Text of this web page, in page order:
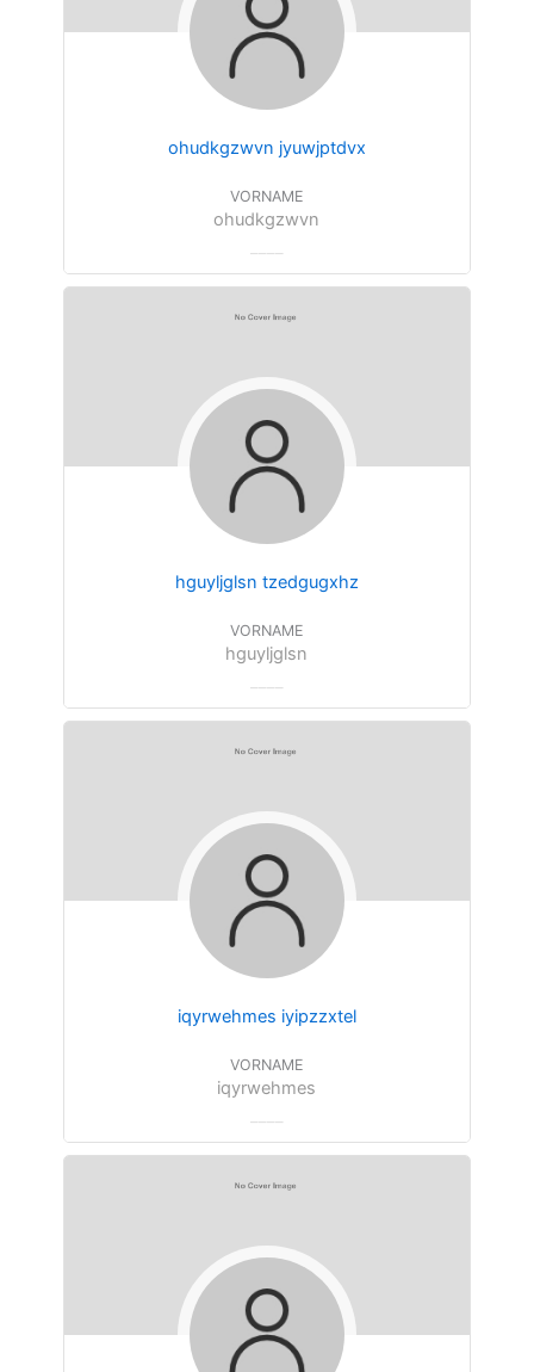
ohudkgzwvn jyuwjptdvx
VORNAME
ohudkgzwvn
hguyljglsn tzedgugxhz
VORNAME
hguyljglsn
iqyrwehmes iyipzzxtel
VORNAME
iqyrwehmes